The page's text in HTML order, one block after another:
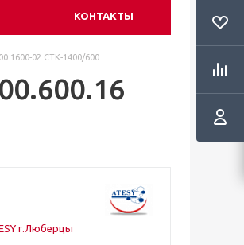
КОНТАКТЫ
02 СТК-1400/600
г.Люберцы